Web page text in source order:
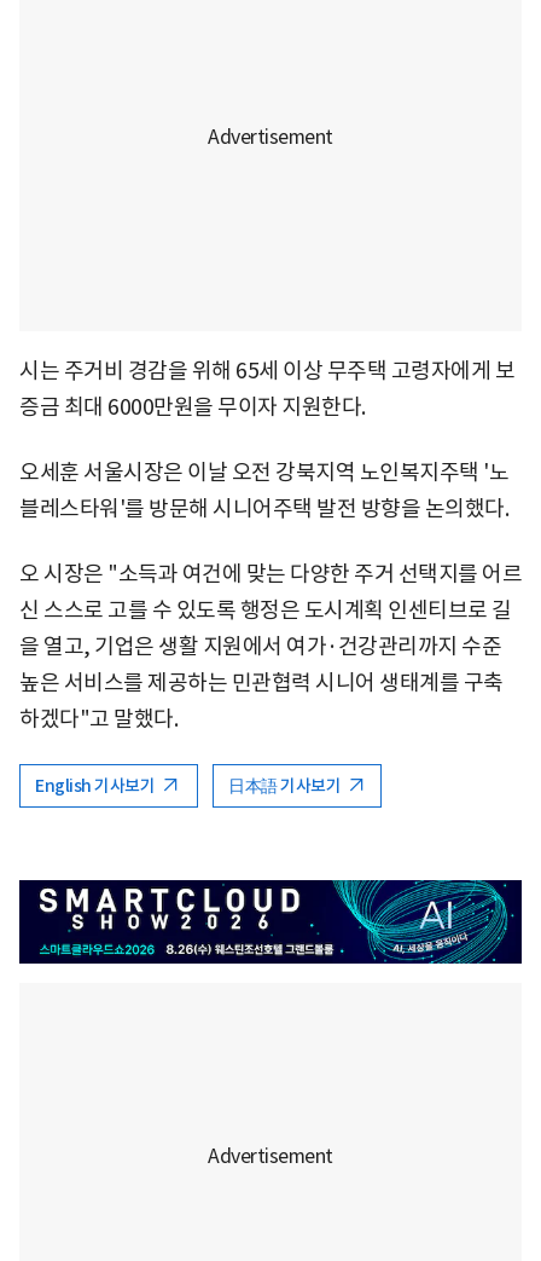
시는 주거비 경감을 위해 65세 이상 무주택 고령자에게 보
증금 최대 6000만원을 무이자 지원한다.
오세훈 서울시장은 이날 오전 강북지역 노인복지주택 '노
블레스타워'를 방문해 시니어주택 발전 방향을 논의했다.
오 시장은 "소득과 여건에 맞는 다양한 주거 선택지를 어르
신 스스로 고를 수 있도록 행정은 도시계획 인센티브로 길
을 열고, 기업은 생활 지원에서 여가·건강관리까지 수준
높은 서비스를 제공하는 민관협력 시니어 생태계를 구축
하겠다"고 말했다.
English 기사보기 日本語 기사보기